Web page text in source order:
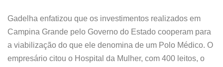
Gadelha enfatizou que os investimentos realizados em
Campina Grande pelo Governo do Estado cooperam para
a viabilização do que ele denomina de um Polo Médico. O
empresário citou o Hospital da Mulher, com 400 leitos, o